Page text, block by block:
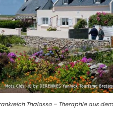
Thalasso – Theraphie aus dem